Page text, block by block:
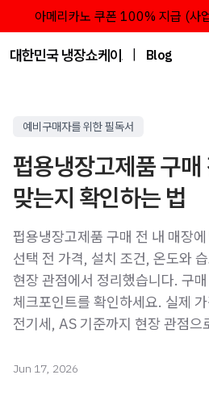
아메리카노 쿠폰 100% 지급 (사
대한민국 냉장쇼케이스 점유율 1위
Blog
예비구매자를 위한 필독서
펍용냉장고제품 구매
맞는지 확인하는 법
펍용냉장고제품 구매 전 내 매장
선택 전 가격, 설치 조건, 온도와
현장 관점에서 정리했습니다. 구
체크포인트를 확인하세요. 실제
전기세, AS 기준까지 현장 관점으
Jun 17, 2026